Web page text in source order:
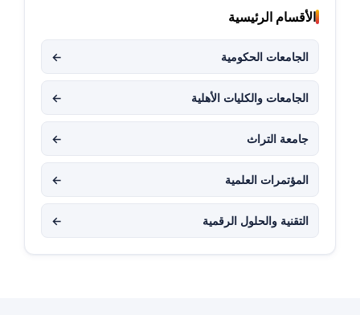
الأقسام الرئيسية
الجامعات الحكومية ←
الجامعات والكليات الأهلية ←
جامعة التراث ←
المؤتمرات العلمية ←
التقنية والحلول الرقمية ←